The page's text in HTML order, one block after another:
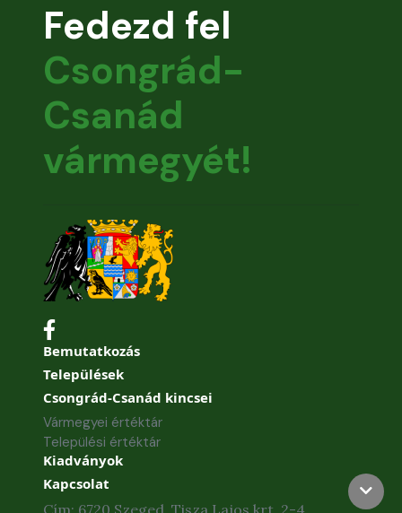
Fedezd fel
Csongrád-
Csanád
vármegyét!
Bemutatkozás
Települések
Csongrád-Csanád kincsei
Vármegyei értéktár
Települési értéktár
Kiadványok
Kapcsolat
Cím: 6720 Szeged, Tisza Lajos krt. 2-4.